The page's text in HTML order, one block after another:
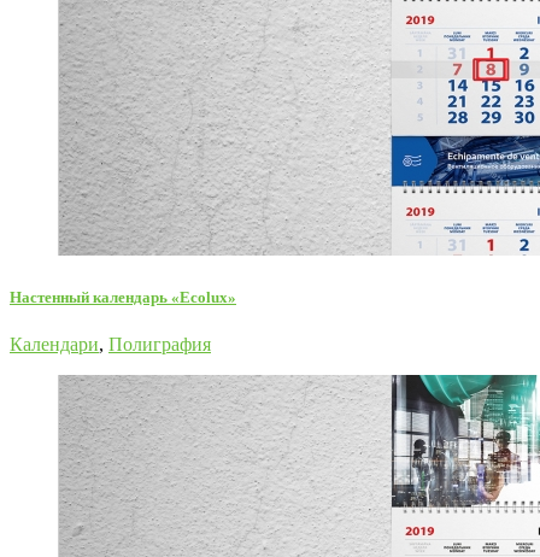
Настенный календарь «Ecolux»
Календари, Полиграфия